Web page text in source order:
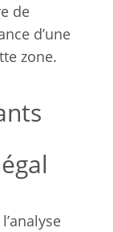
de
d’une
zone.